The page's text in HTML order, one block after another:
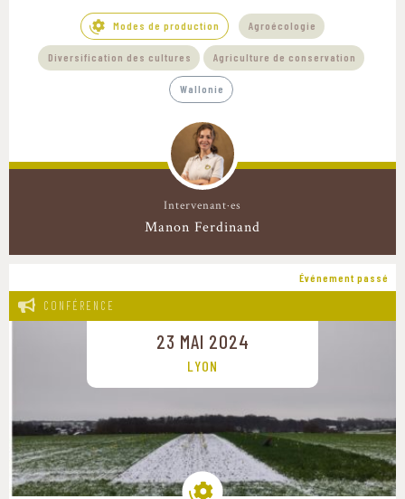
Modes de production Agroécologie
Diversification des cultures Agriculture de conservation
Wallonie
Intervenant·es
Manon Ferdinand
Événement passé
CONFÉRENCE
23 MAI 2024
LYON